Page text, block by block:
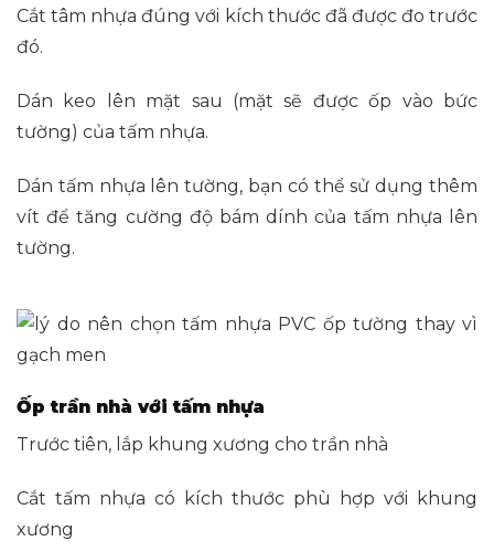
Cắt tâm nhựa đúng với kích thước đã được đo trước
đó.
Dán keo lên mặt sau (mặt sẽ được ốp vào bức
tường) của tấm nhựa.
Dán tấm nhựa lên tường, bạn có thể sử dụng thêm
vít để tăng cường độ bám dính của tấm nhựa lên
tường.
Ốp trần nhà với tấm nhựa
Trước tiên, lắp khung xương cho trần nhà
Cắt tấm nhựa có kích thước phù hợp với khung
xương